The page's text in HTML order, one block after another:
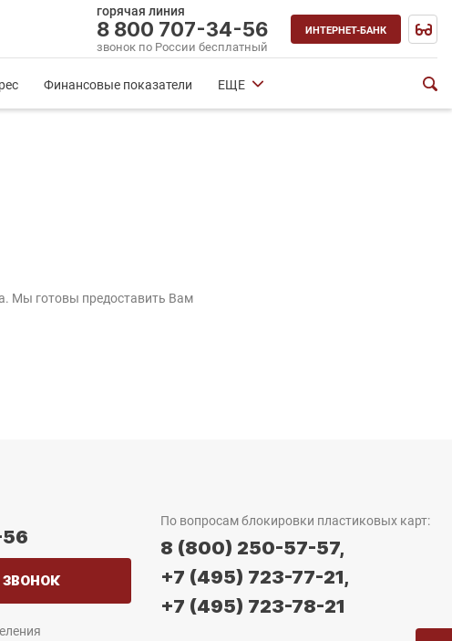
горячая линия
8 800 707-34-56
звонок по России бесплатный
ИНТЕРНЕТ-БАНК
Финансовые показатели ЕЩЕ
Мы готовы предоставить Вам
ЗВОНОК
По вопросам блокировки пластиковых карт:
8 (800) 250-57-57,
+7 (495) 723-77-21,
+7 (495) 723-78-21